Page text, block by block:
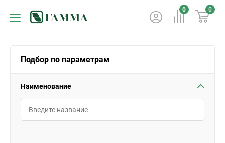
0 0
Подбор по параметрам
Наименование